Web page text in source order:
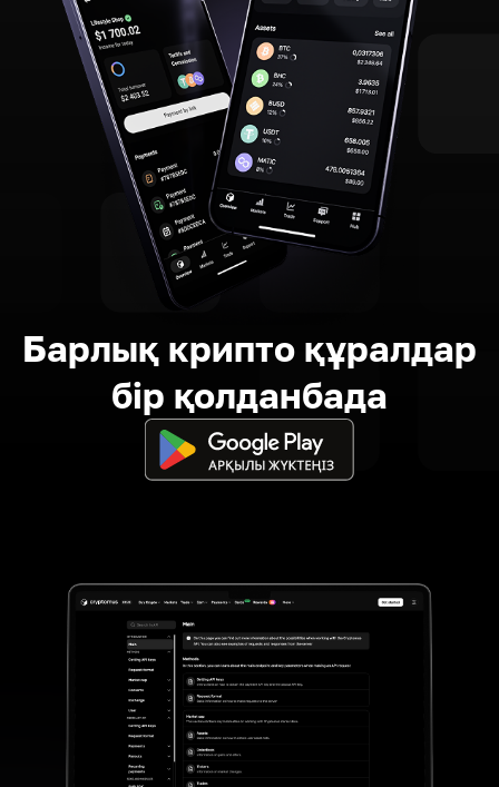
Барлық крипто құралдар
бір қолданбада